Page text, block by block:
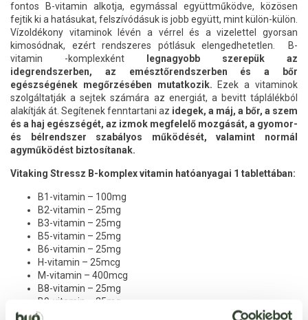
fontos B-vitamin alkotja, egymással együttműködve, közösen
fejtik ki a hatásukat, felszívódásuk is jobb együtt, mint külön-külön.
Vízoldékony vitaminok lévén a vérrel és a vizelettel gyorsan
kimosódnak, ezért rendszeres pótlásuk elengedhetetlen. B-
vitamin -komplexként
legnagyobb szerepük az
idegrendszerben, az emésztőrendszerben és a bőr
egészségének megőrzésében mutatkozik. Ezek a vitaminok
szolgáltatják a sejtek számára az energiát, a bevitt táplálékból
alakítják át. Segítenek fenntartani az idegek, a máj, a bőr, a szem
és a haj egészségét, az izmok megfelelő mozgását, a gyomor-
és bélrendszer szabályos működését, valamint normál
agyműködést biztosítanak.
Vitaking Stressz B-komplex vitamin hatóanyagai 1 tablettában:
B1-vitamin – 100mg
B2-vitamin – 25mg
B3-vitamin – 25mg
B5-vitamin – 25mg
B6-vitamin – 25mg
H-vitamin – 25mcg
M-vitamin – 400mcg
B8-vitamin – 25mg
B9-vitamin – 25mg
B10-vitamin – 25mg